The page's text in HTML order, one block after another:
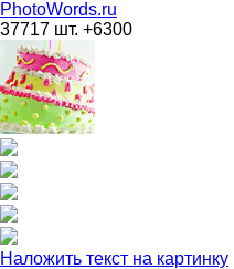
PhotoWords.ru
37717 шт. +6300
Наложить текст на картинку